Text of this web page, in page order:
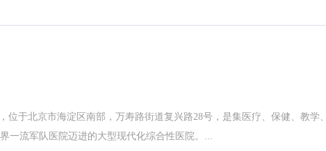
位于北京市海淀区南部，万寿路街道复兴路28号，是集医疗、保健、教学
一流军队医院迈进的大型现代化综合性医院。...